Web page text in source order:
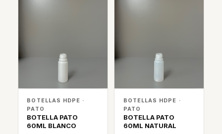
BOTELLAS HDPE ·
PATO
BOTELLA PATO
60ML BLANCO
BOTELLAS HDPE ·
PATO
BOTELLA PATO
60ML NATURAL